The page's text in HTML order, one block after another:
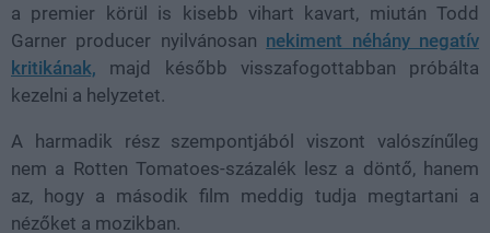
a premier körül is kisebb vihart kavart, miután Todd
Garner producer nyilvánosan nekiment néhány negatív
kritikának, majd később visszafogottabban próbálta
kezelni a helyzetet.
A harmadik rész szempontjából viszont valószínűleg
nem a Rotten Tomatoes-százalék lesz a döntő, hanem
az, hogy a második film meddig tudja megtartani a
nézőket a mozikban.